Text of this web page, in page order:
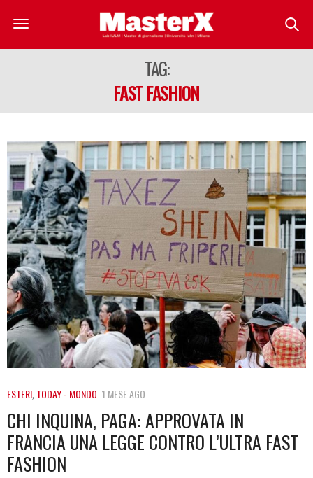
TAG:
FAST FASHION
ESTERI,TODAY - MONDO 1 MESE AGO
CHI INQUINA, PAGA: APPROVATA IN
FRANCIA UNA LEGGE CONTRO L’ULTRA FAST
FASHION